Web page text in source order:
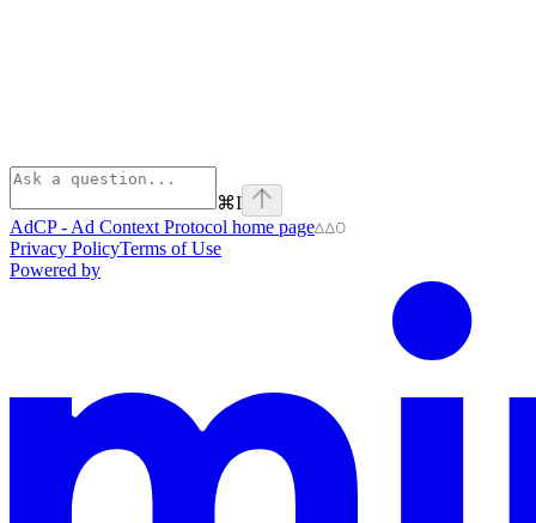
⌘I
AdCP - Ad Context Protocol home page
Privacy PolicyTerms of Use
Powered by